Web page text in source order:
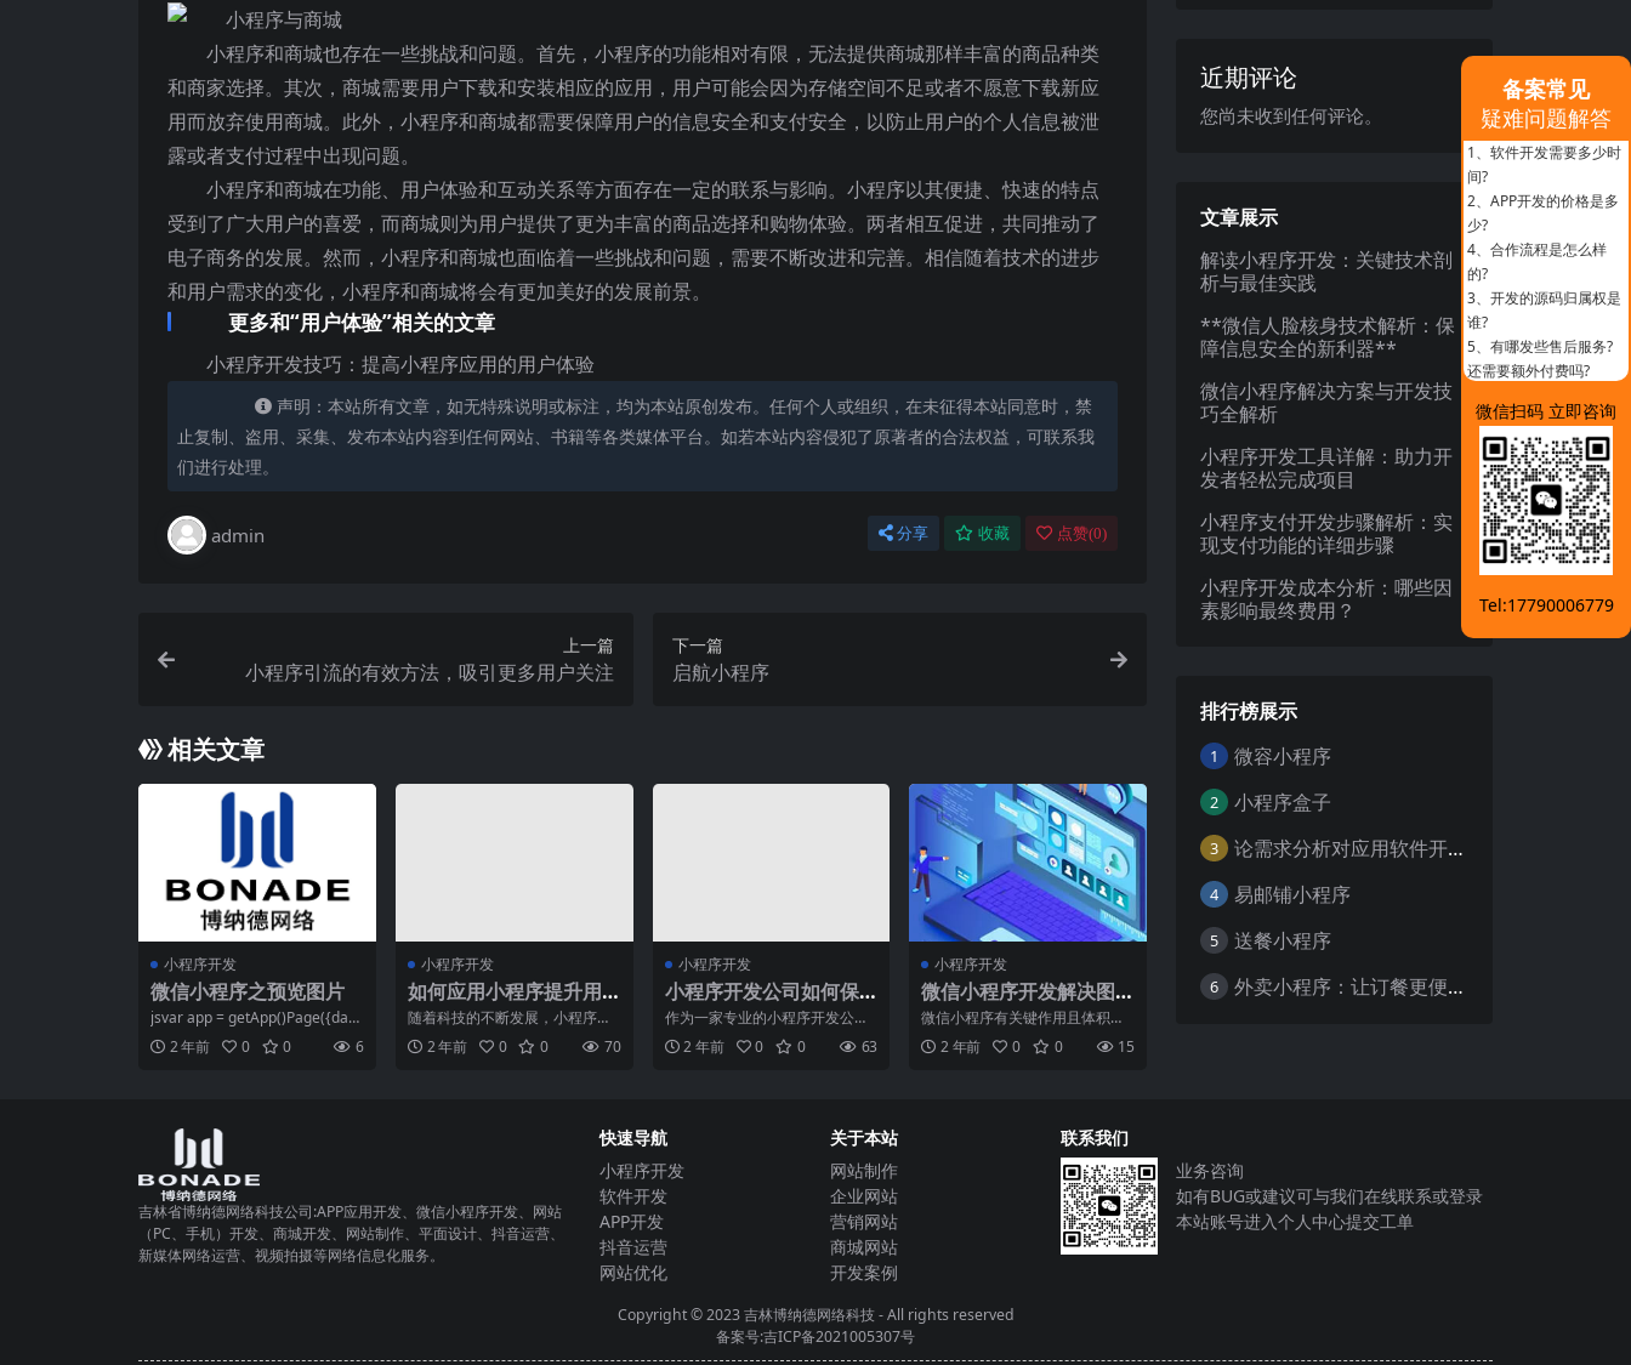
小程序和商城也存在一些挑战和问题。首先，小程序的功能相对有限，无法提供商城那样丰富的商品种类
和商家选择。其次，商城需要用户下载和安装相应的应用，用户可能会因为存储空间不足或者不愿意下载新应
用而放弃使用商城。此外，小程序和商城都需要保障用户的信息安全和支付安全，以防止用户的个人信息被泄
露或者支付过程中出现问题。
小程序和商城在功能、用户体验和互动关系等方面存在一定的联系与影响。小程序以其便捷、快速的特点
受到了广大用户的喜爱，而商城则为用户提供了更为丰富的商品选择和购物体验。两者相互促进，共同推动了
电子商务的发展。然而，小程序和商城也面临着一些挑战和问题，需要不断改进和完善。相信随着技术的进步
和用户需求的变化，小程序和商城将会有更加美好的发展前景。
更多和“用户体验”相关的文章
小程序开发技巧：提高小程序应用的用户体验
声明：本站所有文章，如无特殊说明或标注，均为本站原创发布。任何个人或组织，在未征得本站同意时，禁
止复制、盗用、采集、发布本站内容到任何网站、书籍等各类媒体平台。如若本站内容侵犯了原著者的合法权益，可联系我
们进行处理。
admin 分享 收藏 点赞(0)
上一篇
小程序引流的有效方法，吸引更多用户关注
下一篇
启航小程序
相关文章
小程序开发
微信小程序之预览图片
jsvar app = getApp()Page({dat
a: {banner:
2 年前 0 0 6
小程序开发
如何应用小程序提升用
户体验？
随着科技的不断发展，小程序已
经成为人们生活中不可或缺的一
部分。作为一种能够在移动
2 年前 0 0 70
小程序开发
小程序开发公司如何保
护客户的商业机密？
作为一家专业的小程序开发公
司，我们深知客户的商业机密对
于企业的重要性。在这个信息
2 年前 0 0 63
小程序开发
微信小程序开发解决图
像有哪些可学习
微信小程序有关键作用且体积
小。缩小微信小程序的目地取决
于注重无需下载就可以扫描和
2 年前 0 0 15
近期评论
您尚未收到任何评论。
文章展示
解读小程序开发：关键技术剖
析与最佳实践
**微信人脸核身技术解析：保
障信息安全的新利器**
微信小程序解决方案与开发技
巧全解析
小程序开发工具详解：助力开
发者轻松完成项目
小程序支付开发步骤解析：实
现支付功能的详细步骤
小程序开发成本分析：哪些因
素影响最终费用？
排行榜展示
1 微容小程序
2 小程序盒子
3 论需求分析对应用软件开发的重要性
4 易邮铺小程序
5 送餐小程序
6 外卖小程序：让订餐更便捷，吃货的福音
吉林省博纳德网络科技公司:APP应用开发、微信小程序开发、网站
（PC、手机）开发、商城开发、网站制作、平面设计、抖音运营、
新媒体网络运营、视频拍摄等网络信息化服务。
快速导航
小程序开发
软件开发
APP开发
抖音运营
网站优化
关于本站
网站制作
企业网站
营销网站
商城网站
开发案例
联系我们
业务咨询
如有BUG或建议可与我们在线联系或登录
本站账号进入个人中心提交工单
Copyright © 2023吉林博纳德网络科技- All rights reserved
备案号:吉ICP备2021005307号
备案常见
疑难问题解答
1、 软件开发需要多少时
间?
2、 APP开发的价格是多
少?
4、 合作流程是怎么样
的?
3、 开发的源码归属权是
谁?
5、 有哪发些售后服务?
还需要额外付费吗?
微信扫码 立即咨询
Tel:17790006779